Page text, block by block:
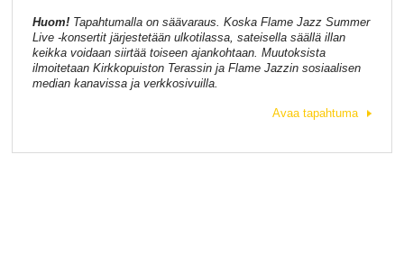
Huom!Tapahtumalla on säävaraus. Koska Flame Jazz Summer
Live -konsertit järjestetään ulkotilassa, sateisella säällä illan
keikka voidaan siirtää toiseen ajankohtaan. Muutoksista
ilmoitetaan Kirkkopuiston Terassin ja Flame Jazzin sosiaalisen
median kanavissa ja verkkosivuilla.
Avaa tapahtuma